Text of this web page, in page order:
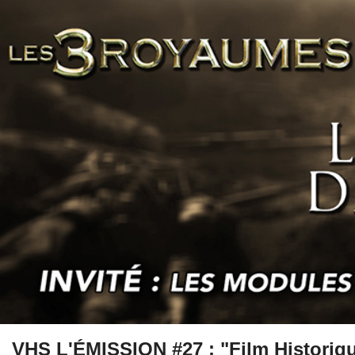
VHS L'ÉMISSION #27 : "Film